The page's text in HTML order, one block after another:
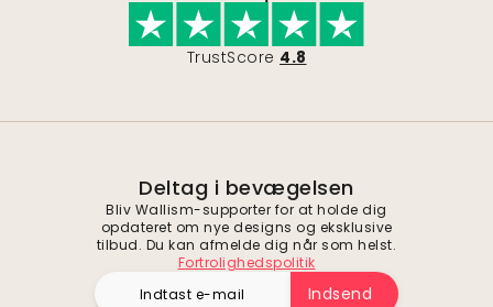
TrustScore 4.8
Deltag i bevægelsen
Bliv Wallism-supporter for at holde dig
opdateret om nye designs og eksklusive
tilbud. Du kan afmelde dig når som helst.
Fortrolighedspolitik
Indsend